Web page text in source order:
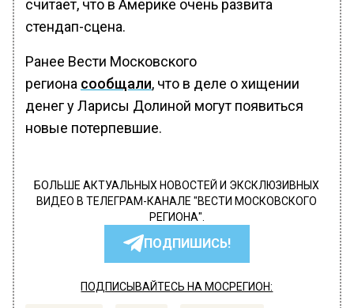
считает, что в Америке очень развита
стендап-сцена.
Ранее Вести Московского
региона сообщали, что в деле о хищении
денег у Ларисы Долиной могут появиться
новые потерпевшие.
БОЛЬШЕ АКТУАЛЬНЫХ НОВОСТЕЙ И ЭКСКЛЮЗИВНЫХ
ВИДЕО В ТЕЛЕГРАМ-КАНАЛЕ "ВЕСТИ МОСКОВСКОГО
РЕГИОНА".
ПОДПИШИСЬ!
ПОДПИСЫВАЙТЕСЬ НА МОСРЕГИОН: